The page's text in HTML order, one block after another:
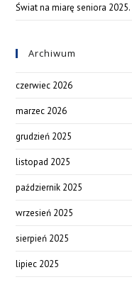
Świat na miarę seniora
Archiwum
czerwiec 2026
marzec 2026
grudzień 2025
listopad 2025
październik 2025
wrzesień 2025
sierpień 2025
lipiec 2025